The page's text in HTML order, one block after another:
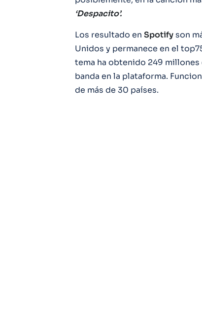
‘Despacito’.
Los resultado en Spotifyson
Unidos y permanece en el
tema ha obtenido 249
banda en la plataforma.
de más de 30 países.